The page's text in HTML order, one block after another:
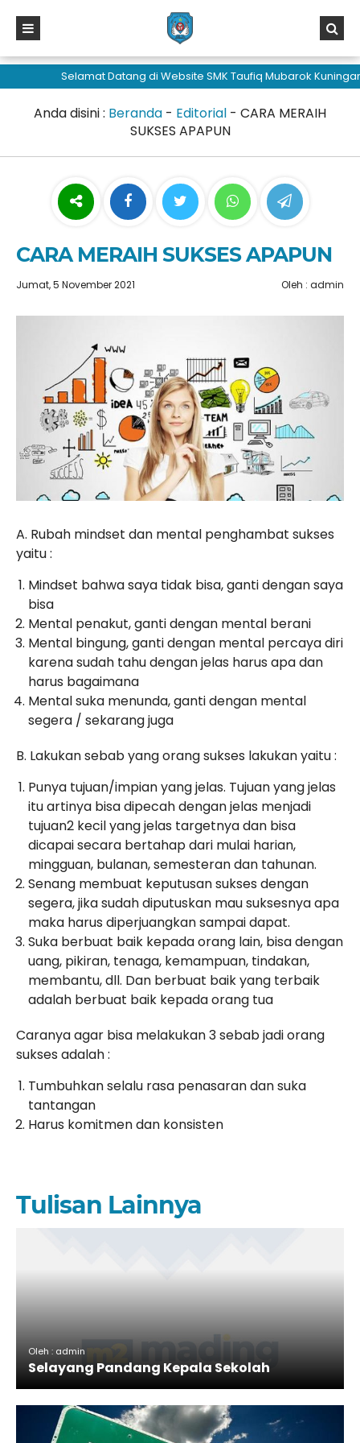
Selamat Datang di Website SMK Taufiq Mubarok Kuningan
Anda disini : Beranda - Editorial - CARA MERAIH
SUKSES APAPUN
CARA MERAIH SUKSES APAPUN
Jumat, 5 November 2021 Oleh : admin
A. Rubah mindset dan mental penghambat sukses
yaitu :
Mindset bahwa saya tidak bisa, ganti dengan saya
bisa
Mental penakut, ganti dengan mental berani
Mental bingung, ganti dengan mental percaya diri
karena sudah tahu dengan jelas harus apa dan
harus bagaimana
Mental suka menunda, ganti dengan mental
segera / sekarang juga
B. Lakukan sebab yang orang sukses lakukan yaitu :
Punya tujuan/impian yang jelas. Tujuan yang jelas
itu artinya bisa dipecah dengan jelas menjadi
tujuan2 kecil yang jelas targetnya dan bisa
dicapai secara bertahap dari mulai harian,
mingguan, bulanan, semesteran dan tahunan.
Senang membuat keputusan sukses dengan
segera, jika sudah diputuskan mau suksesnya apa
maka harus diperjuangkan sampai dapat.
Suka berbuat baik kepada orang lain, bisa dengan
uang, pikiran, tenaga, kemampuan, tindakan,
membantu, dll. Dan berbuat baik yang terbaik
adalah berbuat baik kepada orang tua
Caranya agar bisa melakukan 3 sebab jadi orang
sukses adalah :
Tumbuhkan selalu rasa penasaran dan suka
tantangan
Harus komitmen dan konsisten
Tulisan Lainnya
Oleh : admin
Selayang Pandang Kepala Sekolah